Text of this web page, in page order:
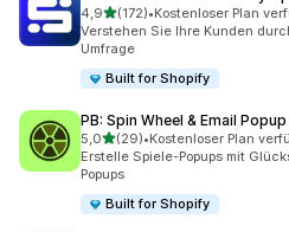
4,9von 5 Sternen
(172)
172 Rezensionen insgesamt
•Kostenloser Plan
Verstehen Sie Ihre Kunden
Umfrage
Built for Shopify
PB: Spin Wheel & Email Popup
5,0von 5 Sternen
(29)
29 Rezensionen insgesamt
•Kostenloser Plan
Erstelle Spiele-Popups mit
Popups
Built for Shopify